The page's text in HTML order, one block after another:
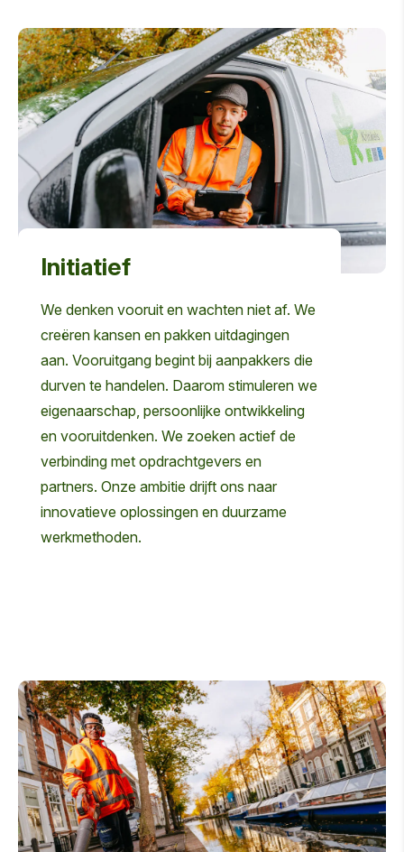
Initiatief
We denken vooruit en wachten niet af. We
creëren kansen en pakken uitdagingen
aan. Vooruitgang begint bij aanpakkers die
durven te handelen. Daarom stimuleren we
eigenaarschap, persoonlijke ontwikkeling
en vooruitdenken. We zoeken actief de
verbinding met opdrachtgevers en
partners. Onze ambitie drijft ons naar
innovatieve oplossingen en duurzame
werkmethoden.